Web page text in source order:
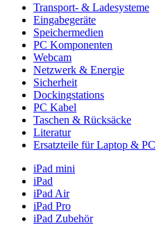
Transport- & Ladesysteme
Eingabegeräte
Speichermedien
PC Komponenten
Webcam
Netzwerk & Energie
Sicherheit
Dockingstations
PC Kabel
Taschen & Rücksäcke
Literatur
Ersatzteile für Laptop & PC
iPad mini
iPad
iPad Air
iPad Pro
iPad Zubehör